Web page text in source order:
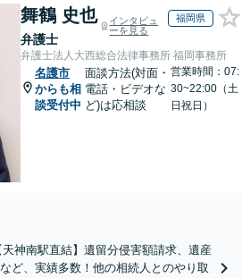
舞鶴 史也
弁護士
インタビュ
ーを見る
福岡県
弁護士法人大西総合法律事務所 福岡事務所
名護市
からも相
談受付中
面談方法(対面・
電話・ビデオな
ど)は応相談
営業時間：07:
30~22:00（土
日祝日）
天神南駅直結】遺留分侵害額請求、遺産
ど、実績多数！他の相続人とのやり取